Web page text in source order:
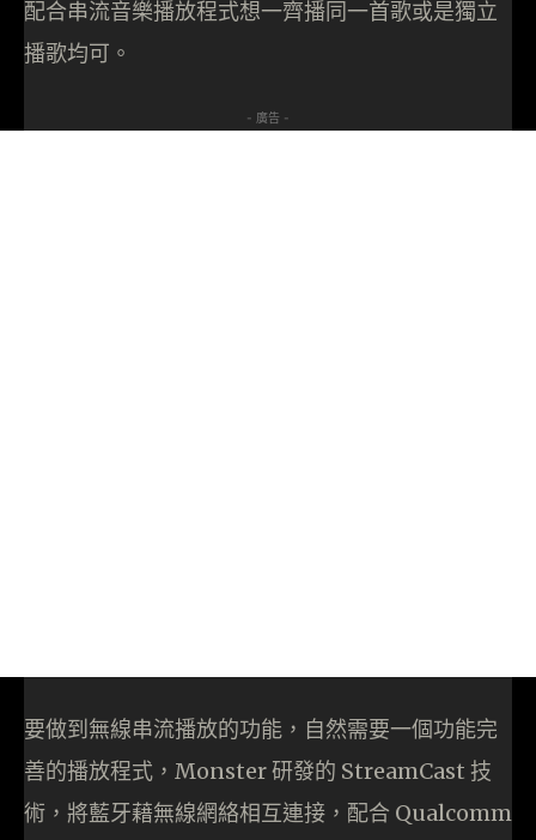
配合串流音樂播放程式想一齊播同一首歌或是獨立
播歌均可。
- 廣告 -
要做到無線串流播放的功能，自然需要一個功能完
善的播放程式，Monster 研發的 StreamCast 技
術，將藍牙藉無線網絡相互連接，配合 Qualcomm